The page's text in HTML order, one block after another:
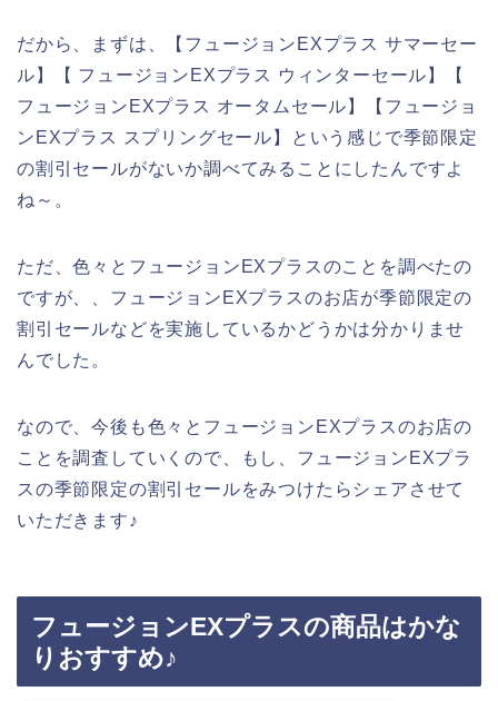
だから、まずは、【フュージョンEXプラス サマーセー
ル】【 フュージョンEXプラス ウィンターセール】【
フュージョンEXプラス オータムセール】【フュージョ
ンEXプラス スプリングセール】という感じで季節限定
の割引セールがないか調べてみることにしたんですよ
ね～。
ただ、色々とフュージョンEXプラスのことを調べたの
ですが、、フュージョンEXプラスのお店が季節限定の
割引セールなどを実施しているかどうかは分かりませ
んでした。
なので、今後も色々とフュージョンEXプラスのお店の
ことを調査していくので、もし、フュージョンEXプラ
スの季節限定の割引セールをみつけたらシェアさせて
いただきます♪
フュージョンEXプラスの商品はかな
りおすすめ♪